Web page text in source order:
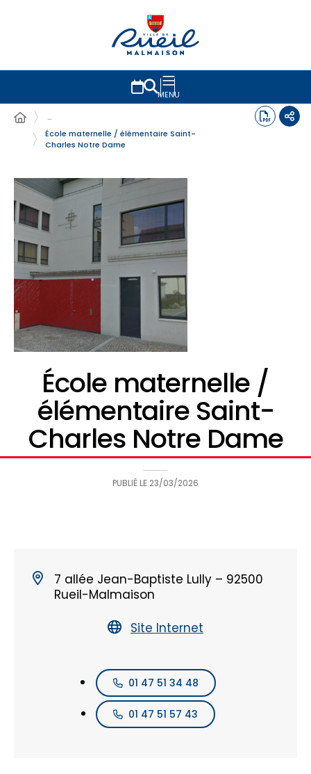
MENU
…
École maternelle / élémentaire Saint-
Charles Notre Dame
École maternelle /
élémentaire Saint-
Charles Notre Dame
PUBLIÉ LE 23/03/2026
7 allée Jean-Baptiste Lully – 92500
Rueil-Malmaison
Site Internet
01 47 51 34 48
01 47 51 57 43